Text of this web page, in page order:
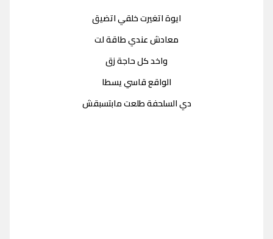
ايوة اتغيرت خلقي اتضيق
معادش عندي طاقة لت
واخد كل حاجة زق
الواقع قاسي يسطا
دي السلحفة طلعت مابتسبقش